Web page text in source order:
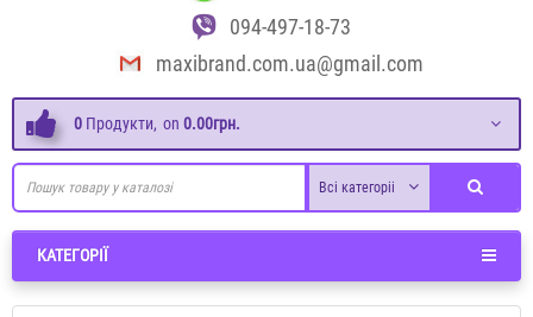
094-497-18-73
maxibrand.com.ua@gmail.com
0 Продукти, on 0.00грн.
Всі категоріі
КАТЕГОРІЇ